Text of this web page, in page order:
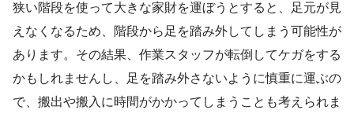
狭い階段を使って大きな家財を運ぼうとすると、足元が見
えなくなるため、階段から足を踏み外してしまう可能性が
あります。その結果、作業スタッフが転倒してケガをする
かもしれませんし、足を踏み外さないように慎重に運ぶの
で、搬出や搬入に時間がかかってしまうことも考えられま